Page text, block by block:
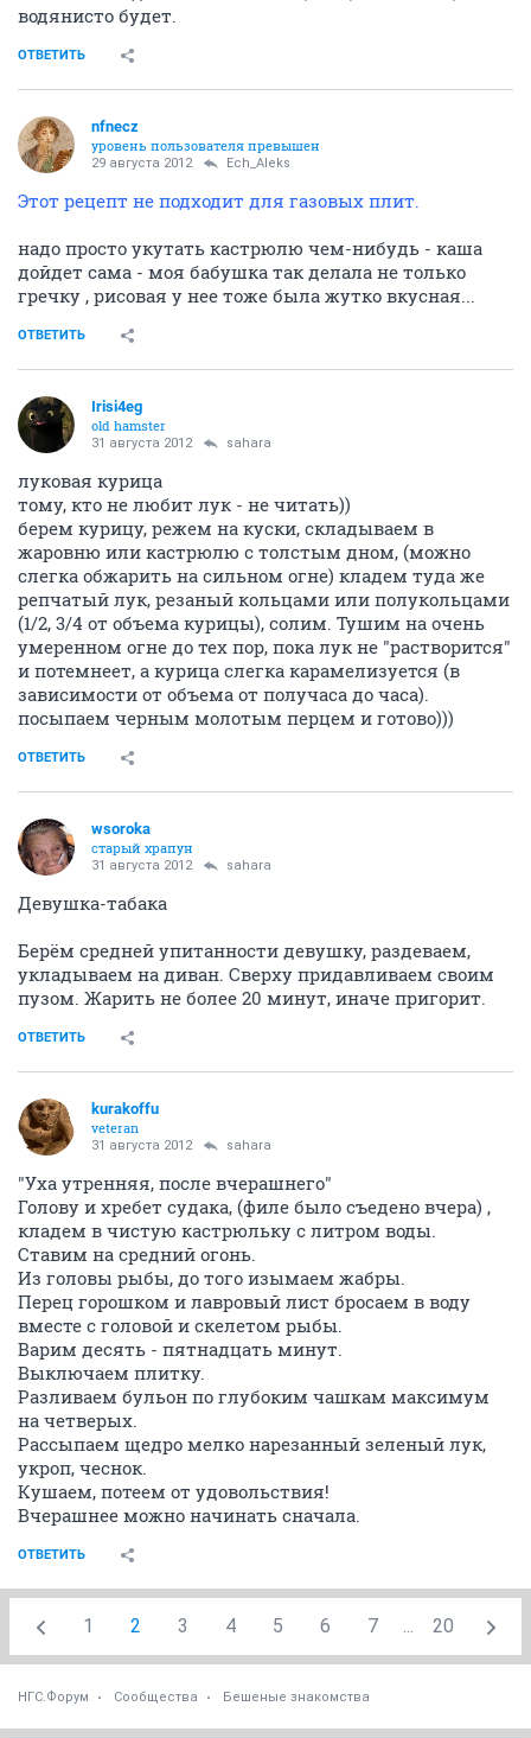
водянисто будет.
ОТВЕТИТЬ
nfnecz
уровень пользователя превышен
29 августа 2012 Ech_Aleks
Этот рецепт не подходит для газовых плит.
надо просто укутать кастрюлю чем-нибудь - каша
дойдет сама - моя бабушка так делала не только
гречку , рисовая у нее тоже была жутко вкусная...
ОТВЕТИТЬ
Irisi4eg
old hamster
31 августа 2012 sahara
луковая курица
тому, кто не любит лук - не читать))
берем курицу, режем на куски, складываем в
жаровню или кастрюлю с толстым дном, (можно
слегка обжарить на сильном огне) кладем туда же
репчатый лук, резаный кольцами или полукольцами
(1/2, 3/4 от объема курицы), солим. Тушим на очень
умеренном огне до тех пор, пока лук не "растворится"
и потемнеет, а курица слегка карамелизуется (в
зависимости от объема от получаса до часа).
посыпаем черным молотым перцем и готово)))
ОТВЕТИТЬ
wsoroka
старый храпун
31 августа 2012 sahara
Девушка-табака
Берём средней упитанности девушку, раздеваем,
укладываем на диван. Сверху придавливаем своим
пузом. Жарить не более 20 минут, иначе пригорит.
ОТВЕТИТЬ
kurakoffu
veteran
31 августа 2012 sahara
"Уха утренняя, после вчерашнего"
Голову и хребет судака, (филе было съедено вчера) ,
кладем в чистую кастрюльку с литром воды.
Ставим на средний огонь.
Из головы рыбы, до того изымаем жабры.
Перец горошком и лавровый лист бросаем в воду
вместе с головой и скелетом рыбы.
Варим десять - пятнадцать минут.
Выключаем плитку.
Разливаем бульон по глубоким чашкам максимум
на четверых.
Рассыпаем щедро мелко нарезанный зеленый лук,
укроп, чеснок.
Кушаем, потеем от удовольствия!
Вчерашнее можно начинать сначала.
ОТВЕТИТЬ
1 2 3 4 5 6 7 ... 20
НГС.Форум Сообщества Бешеные знакомства